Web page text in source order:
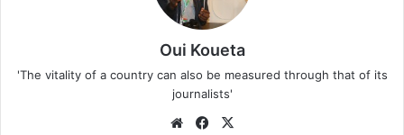
Oui Koueta
'The vitality of a country can also be measured through that of its
journalists'
We
Fa